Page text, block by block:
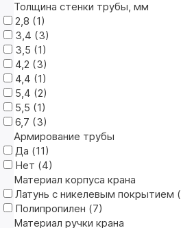
Толщина стенки трубы, мм
2,8 (1)
3,4 (3)
3,5 (1)
4,2 (3)
4,4 (1)
5,4 (2)
5,5 (1)
6,7 (3)
Армирование трубы
Да (11)
Нет (4)
Материал корпуса крана
Латунь с никелевым покрытием (
Полипропилен (7)
Материал ручки крана